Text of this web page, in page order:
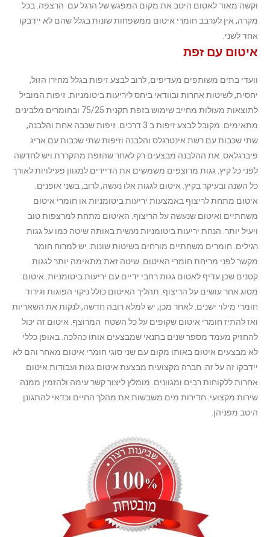
וקשה מאוד לאטום היטב את מקום המפגש של הרגל עם הרצפה. בכל
מקרה, אין לערבב חומרי איטום ממשפחות שונות בגלל שהם לא יידבקו
אחד לשני.
איטום עם זפת
וועדי בתים משותפים מעדיפים, לרוב לבצע זיפות בגלל מחירו הזול,
יחסית, לשיטות אחרות ובוודאי ביחס ליריעות ביטומניות. זיפות המוביל
לתוצאות מעולות מחייב שימוש בזפת תקנית 75/25 ובחומרים מלבינים
מתאימים. מקובל לבצע זיפות ב 3 דרכים. זיפות שכבה אחת והלבנה,
שתי שכבות עם רשת אינטרגלס והלבנה וזיפות שתי שכבות עם אריג
פיברגלאס. את ההלבנה מבצעים רק לאחר שהזפת מתקררת ויש לחדשה
לפני כל קיץ. גגות מרוצפים משמשים את הדיירים למגוון פעילויות לאורך
כל השנה ובעיקר בקיץ. איטום לגגות אלו נעשה, לרוב, בשני אופנים.
איטום מתחת לריצוף באמצעות יריעות ביטומניות או חומרי איטום
משחתיים ואיטום שנעשה על הריצוף. האיטום מתחת למרצפות טוב
ויעיל יותר. הנחת יריעות ביטומניות נעשית באותה שיטה כמו על גגות
רגילים. חומרים משחתיים מורחים בשיטות שונות. יש למרוח חומר
מקשר לפני מריחת חומרי האיטום. שיטה זאת מתאימה יותר לגגות
קטנים שכן עדיף לאטום גגות רחבי ידיים עם יריעות ביטומניות. איטום
מסוג אחר עושים על הריצוף. תהליך האיטום כולל ניקוי הפוגות וגירוד
חומרי מילוי ישנים. לאחר מכן, יש למלא רובה חדשה, לנקות את השאריות
ואז להתיז חומרי איטום שקופים על כל השטח המרוצף. איטום זה יכול
להחזיק מעמד מספר שנים בתנאי שמבצעים אותו כהלכה. באופן כללי
לא מבצעים איטום באותו מקום עם שני סוגי חומרי איטום מאחר והם לא
יידבקו זה על זה. חברה מקצועית מבצעת איטום גגות ועבודות איטום
אחרות ללקוחות רבים ומגוונים. מומלץ ליצור קשר עימה ולהזמין ממנה
שירות מקצועי. חדירות מים משבשות את מהלך החיים וכדאי להתגונן
היטב מפניהן.